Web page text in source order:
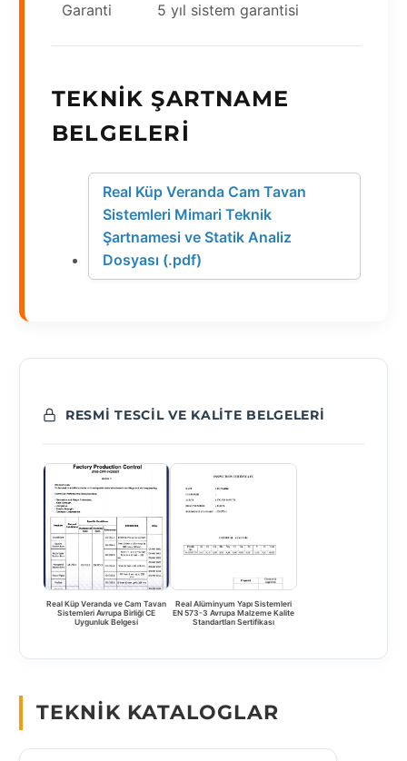
Garanti
5 yıl sistem garantisi
TEKNIK ŞARTNAME
BELGELERI
Real Küp Veranda Cam Tavan
Sistemleri Mimari Teknik
Şartnamesi ve Statik Analiz
Dosyası (.pdf)
RESMI TESCIL VE KALITE BELGELERI
Real Küp Veranda ve Cam Tavan
Sistemleri Avrupa Birliği CE
Uygunluk Belgesi
Real Alüminyum Yapı Sistemleri
EN 573-3 Avrupa Malzeme Kalite
Standartları Sertifikası
TEKNIK KATALOGLAR